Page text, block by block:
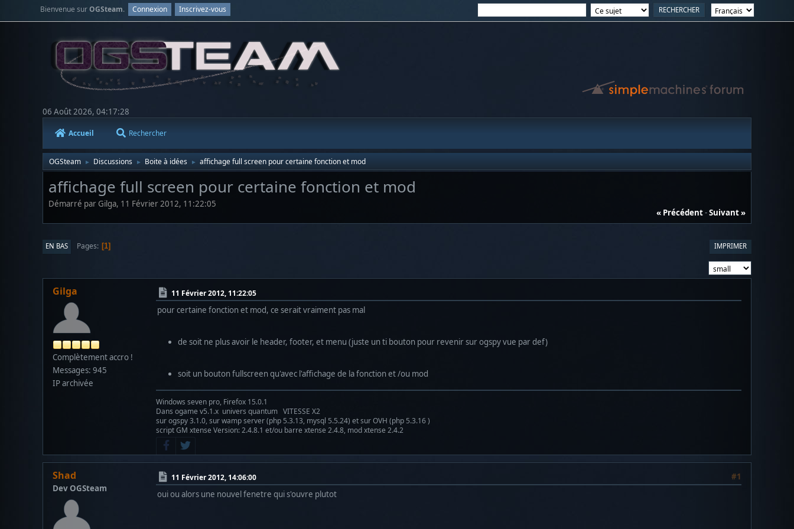
Bienvenue surOGSteam. Connexion Inscrivez-vous
06 Août 2026, 04:17:28
Accueil Rechercher
OGSteam ► Discussions ► Boite à idées ► affichage full screen pour certaine fonction et mod
affichage full screen pour certaine fonction et mod
Démarré par Gilga, 11 Février 2012, 11:22:05
« Précédent-Suivant »
IMPRIMER
EN BAS Pages 1
Gilga
Complètement accro !
Messages: 945
IP archivée
11 Février 2012, 11:22:05
pour certaine fonction et mod, ce serait vraiment pas mal
de soit ne plus avoir le header, footer, et menu (juste un ti bouton pour revenir sur ogspy vue par def)
soit un bouton fullscreen qu'avec l'affichage de la fonction et /ou mod
Windows seven pro, Firefox 15.0.1
Dans ogame v5.1.x univers quantum VITESSE X2
sur ogspy 3.1.0, sur wamp server (php 5.3.13, mysql 5.5.24) et sur OVH (php 5.3.16 )
script GM xtense Version: 2.4.8.1 et/ou barre xtense 2.4.8, mod xtense 2.4.2
Shad
Dev OGSteam
11 Février 2012, 14:06:00
#1
oui ou alors une nouvel fenetre qui s'ouvre plutot